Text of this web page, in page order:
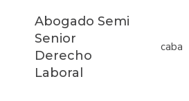
Abogado Semi
Senior
Derecho
Laboral
caba